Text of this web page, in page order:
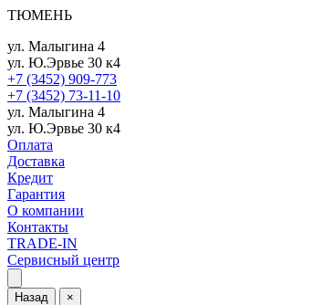
ТЮМЕНЬ
ул. Малыгина 4
ул. Ю.Эрвье 30 к4
+7 (3452) 909-773
+7 (3452) 73-11-10
ул. Малыгина 4
ул. Ю.Эрвье 30 к4
Оплата
Доставка
Кредит
Гарантия
О компании
Контакты
TRADE-IN
Сервисный центр
Назад ×